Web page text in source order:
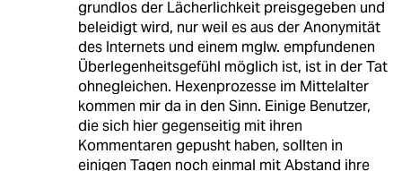
grundlos der Lächerlichkeit preisgegeben und
beleidigt wird, nur weil es aus der Anonymität
des Internets und einem mglw. empfundenen
Überlegenheitsgefühl möglich ist, ist in der Tat
ohnegleichen. Hexenprozesse im Mittelalter
kommen mir da in den Sinn. Einige Benutzer,
die sich hier gegenseitig mit ihren
Kommentaren gepusht haben, sollten in
einigen Tagen noch einmal mit Abstand ihre